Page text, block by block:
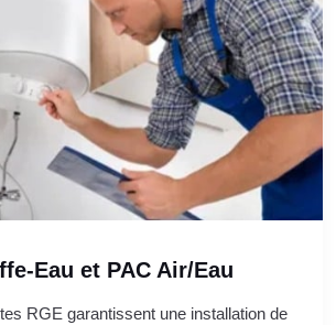
Eau et PAC Air/Eau
RGE garantissent une installation de